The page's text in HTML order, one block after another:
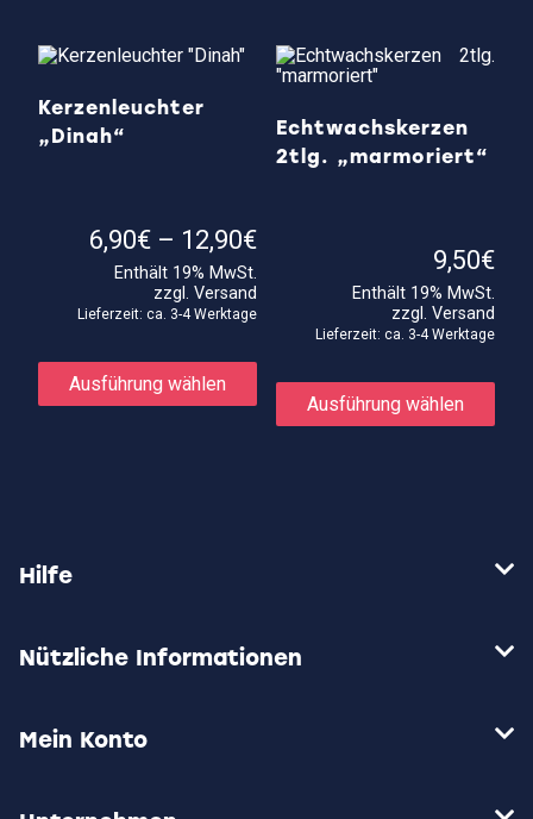
Kerzenleuchter
„Dinah“
6,90€ – 12,90€Preisspanne:
6,90€
Enthält 19% MwSt.
zzgl.Versand
Lieferzeit: ca. 3-4 Werktage
Ausführung wählen
Produkt
weist
mehrere
Varianten
Echtwachskerzen
2tlg. „marmoriert“
9,50€
Enthält 19% MwSt.
zzgl. Versand
Lieferzeit: ca. 3-4 Werktage
Ausführung wählen
der
Hilfe
Nützliche Informationen
Mein Konto